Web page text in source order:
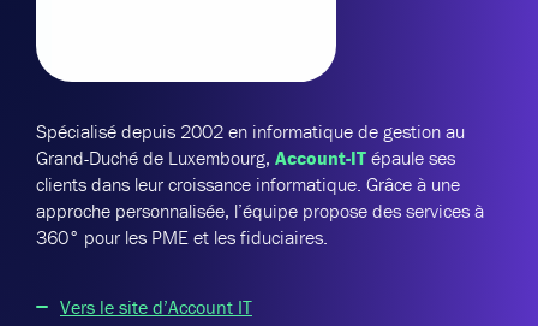
Spécialisé depuis 2002 en informatique de gestion au
Grand-Duché de Luxembourg, Account-IT épaule ses
clients dans leur croissance informatique. Grâce à une
approche personnalisée, l’équipe propose des services à
360° pour les PME et les fiduciaires.
Vers le site d’Account IT